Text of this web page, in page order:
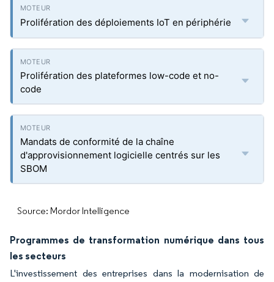
Prolifération des déploiements IoT en périphérie
Prolifération des plateformes low-code et no-
code
Mandats de conformité de la chaîne
d'approvisionnement logicielle centrés sur les
SBOM
Source: Mordor Intelligence
Programmes de transformation numérique dans tous
les secteurs
L'investissement des entreprises dans la modernisation de